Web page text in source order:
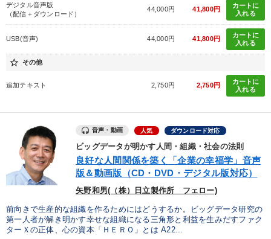
全国経営者セミナー収録〈売れ筋・人気〉音声＆動画20選
【2026年7月】音声・映像ご案内商品
製造業
IT・サービス・金融業 コンサルタント 専門家
デジタル音声版
（配信＋ダウンロード）
44,000円 41,800円
カートに
入れる
USB(音声) 44,000円 41,800円
カートに
入れる
star_border その他
追加テキスト 2,750円 2,750円
カートに
入れる
音声・動画 人気 ダウンロード対応
ビッグデータが明かす人間・組織・社会の法則
良好な人間関係を築く「企業の幸福学」音声
版＆動画版（CD・DVD・デジタル版対応）
矢野和男(（株）日立製作所 フェロー)
前向きで生産的な組織を作るためにはどうするか。ビッグデータ研究の
第一人者が解き明かす幸せな組織になる三角形と利益を生みだすファク
ターＸの正体、心の資本「ＨＥＲＯ」とは A22...